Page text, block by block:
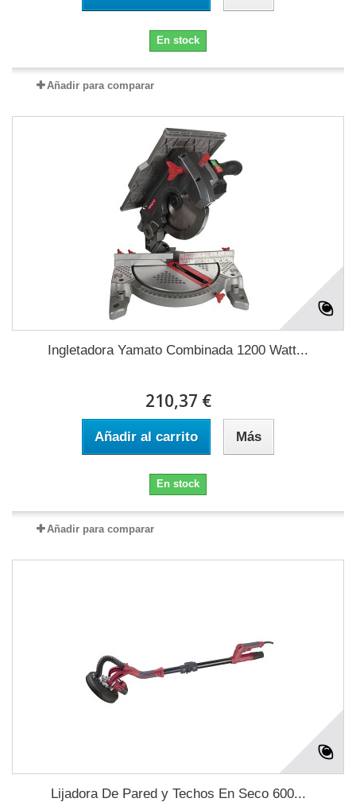
En stock
Añadir para comparar
Ingletadora Yamato Combinada 1200 Watt...
210,37 €
Añadir al carrito Más
En stock
Añadir para comparar
Lijadora De Pared y Techos En Seco 600...